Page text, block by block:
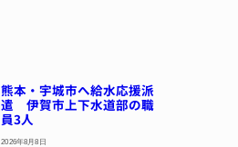
熊本・宇城市へ給水応援派
遣 伊賀市上下水道部の職
員3人
2026年8月8日